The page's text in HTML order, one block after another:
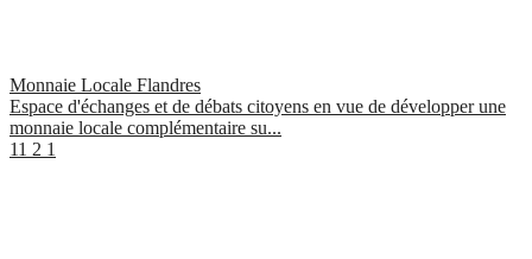
Monnaie Locale Flandres
Espace d'échanges et de débats citoyens en vue de développer une
monnaie locale complémentaire su...
11 2 1